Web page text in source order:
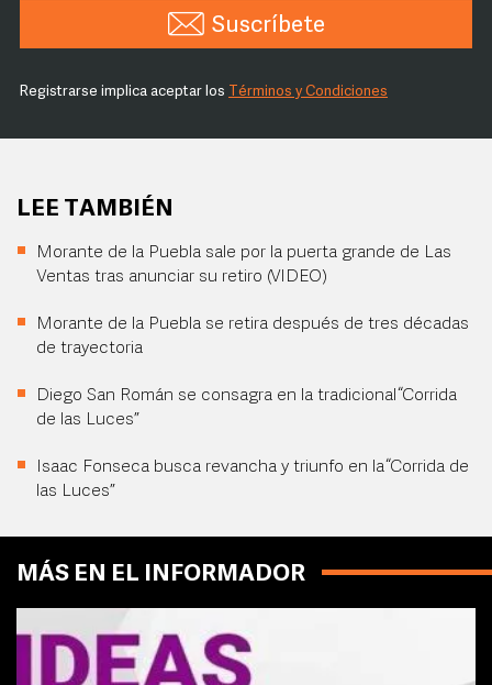
Suscríbete
Registrarse implica aceptar los Términos y Condiciones
LEE TAMBIÉN
Morante de la Puebla sale por la puerta grande de Las
Ventas tras anunciar su retiro (VIDEO)
Morante de la Puebla se retira después de tres décadas
de trayectoria
Diego San Román se consagra en la tradicional “Corrida
de las Luces”
Isaac Fonseca busca revancha y triunfo en la “Corrida de
las Luces”
MÁS EN EL INFORMADOR